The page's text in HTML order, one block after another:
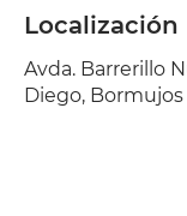
Localización
Avda. Barrerillo
Diego, Bormujos